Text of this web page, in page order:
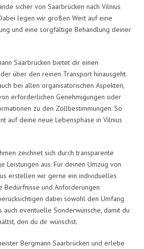
sicher von Saarbrücken nach Vilnius
legen wir großen Wert auf eine
und eine sorgfältige Behandlung deiner
Saarbrücken bietet dir einen
über den reinen Transport hinausgeht.
bei allen organisatorischen Aspekten,
erforderlichen Genehmigungen oder
zu den Zollbestimmungen. So
auf deine neue Lebensphase in Vilnius
zeichnet sich durch transparente
Leistungen aus. Für deinen Umzug von
erstellen wir gerne ein individuelles
Bedürfnisse und Anforderungen
dabei sowohl den Umfang
auch eventuelle Sonderwünsche, damit du
den du dir wünschst.
Bergmann Saarbrücken und erlebe